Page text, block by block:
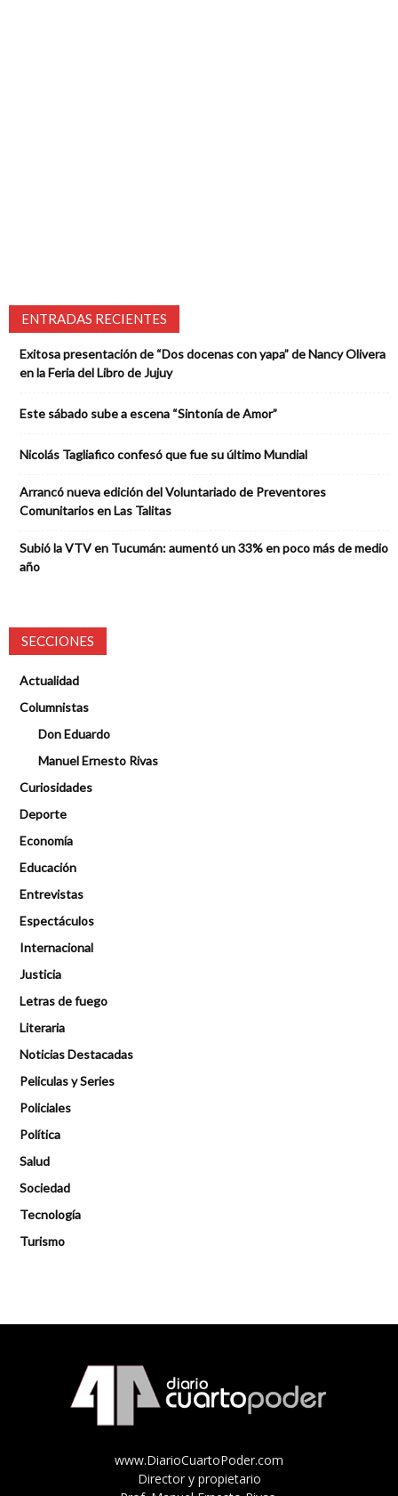
ENTRADAS RECIENTES
Exitosa presentación de “Dos docenas con yapa” de Nancy Olivera
en la Feria del Libro de Jujuy
Este sábado sube a escena “Sintonía de Amor”
Nicolás Tagliafico confesó que fue su último Mundial
Arrancó nueva edición del Voluntariado de Preventores
Comunitarios en Las Talitas
Subió la VTV en Tucumán: aumentó un 33% en poco más de medio
año
SECCIONES
Actualidad
Columnistas
Don Eduardo
Manuel Ernesto Rivas
Curiosidades
Deporte
Economía
Educación
Entrevistas
Espectáculos
Internacional
Justicia
Letras de fuego
Literaria
Noticias Destacadas
Peliculas y Series
Policiales
Política
Salud
Sociedad
Tecnología
Turismo
www.DiarioCuartoPoder.com
Director y propietario